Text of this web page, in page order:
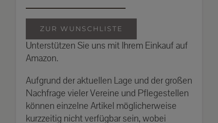
ZUR WUNSCHLISTE
Unterstützen Sie uns mit Ihrem Einkauf auf
Amazon.
Aufgrund der aktuellen Lage und der großen
Nachfrage vieler Vereine und Pflegestellen
können einzelne Artikel möglicherweise
kurzzeitig nicht verfügbar sein, wobei